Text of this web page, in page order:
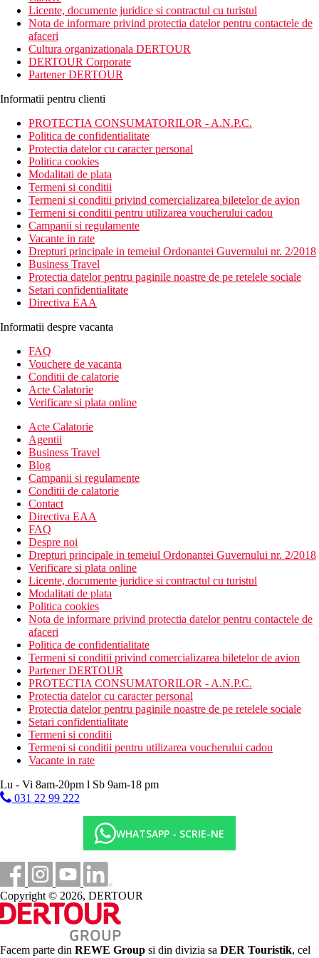
Licente, documente juridice si contractul cu turistul
Nota de informare privind protectia datelor pentru contactele de
afaceri
Cultura organizationala DERTOUR
DERTOUR Corporate
Partener DERTOUR
Informatii pentru clienti
PROTECTIA CONSUMATORILOR - A.N.P.C.
Politica de confidentialitate
Protectia datelor cu caracter personal
Politica cookies
Modalitati de plata
Termeni si conditii
Termeni si conditii privind comercializarea biletelor de avion
Termeni si conditii pentru utilizarea voucherului cadou
Campanii si regulamente
Vacante in rate
Drepturi principale in temeiul Ordonantei Guvernului nr. 2/2018
Business Travel
Protectia datelor pentru paginile noastre de pe retelele sociale
Setari confidentialitate
Directiva EAA
Informatii despre vacanta
FAQ
Vouchere de vacanta
Conditii de calatorie
Acte Calatorie
Verificare si plata online
Acte Calatorie
Agentii
Business Travel
Blog
Campanii si regulamente
Conditii de calatorie
Contact
Directiva EAA
FAQ
Despre noi
Drepturi principale in temeiul Ordonantei Guvernului nr. 2/2018
Verificare si plata online
Licente, documente juridice si contractul cu turistul
Modalitati de plata
Politica cookies
Nota de informare privind protectia datelor pentru contactele de
afaceri
Politica de confidentialitate
Termeni si conditii privind comercializarea biletelor de avion
Partener DERTOUR
PROTECTIA CONSUMATORILOR - A.N.P.C.
Protectia datelor cu caracter personal
Protectia datelor pentru paginile noastre de pe retelele sociale
Setari confidentialitate
Termeni si conditii
Termeni si conditii pentru utilizarea voucherului cadou
Vacante in rate
Lu - Vi 8am-20pm l Sb 9am-18 pm
031 22 99 222
WHATSAPP - SCRIE-NE
Copyright © 2026, DERTOUR
Facem parte din REWE Group si din divizia sa DER Touristik, cel